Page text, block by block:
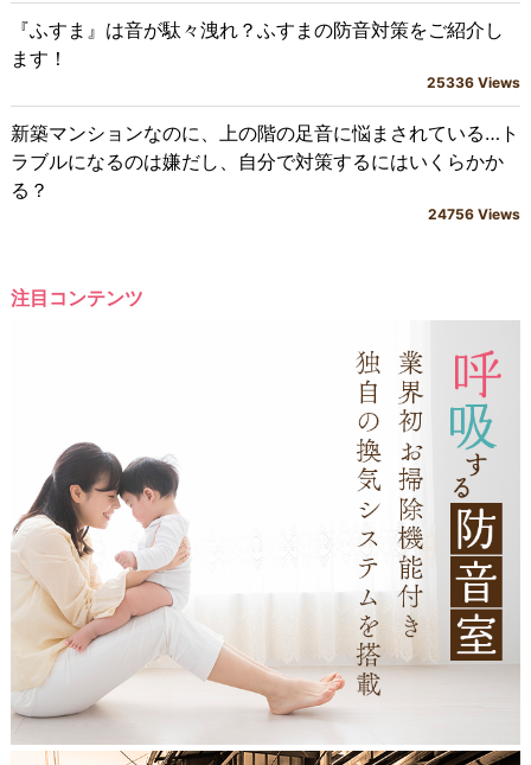
『ふすま』は音が駄々洩れ？ふすまの防音対策をご紹介し
ます！
25336 Views
新築マンションなのに、上の階の足音に悩まされている…ト
ラブルになるのは嫌だし、自分で対策するにはいくらかか
る？
24756 Views
注目コンテンツ